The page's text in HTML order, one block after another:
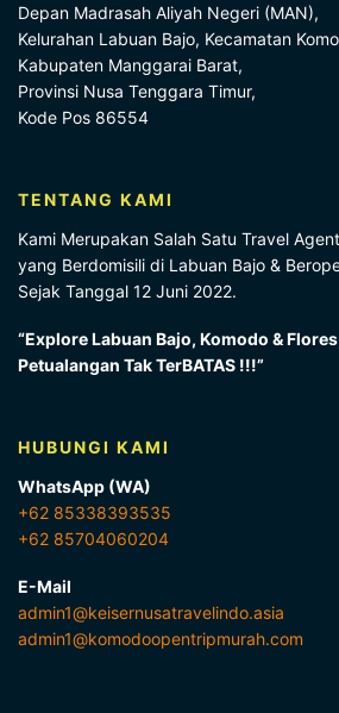
Depan Madrasah Aliyah Negeri (MAN),
Kelurahan Labuan Bajo, Kecamatan
Kabupaten Manggarai Barat,
Provinsi Nusa Tenggara Timur,
Kode Pos 86554
TENTANG KAMI
Kami Merupakan Salah Satu Travel Agent
yang Berdomisili di Labuan Bajo &
Sejak Tanggal 12 Juni 2022.
“Explore Labuan Bajo, Komodo &
Petualangan Tak TerBATAS !!!”
HUBUNGI KAMI
WhatsApp (WA)
+62 85338393535
+62 85704060204
E-Mail
admin1@keisernusatravelindo.asia
admin1@komodoopentripmurah.com